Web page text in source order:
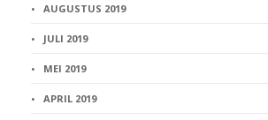
AUGUSTUS 2019
JULI 2019
MEI 2019
APRIL 2019